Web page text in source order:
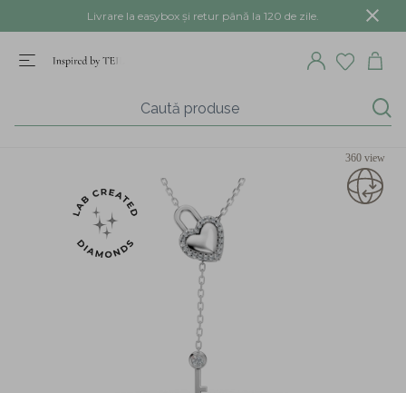
Livrare la easybox și retur până la 120 de zile.
360 view